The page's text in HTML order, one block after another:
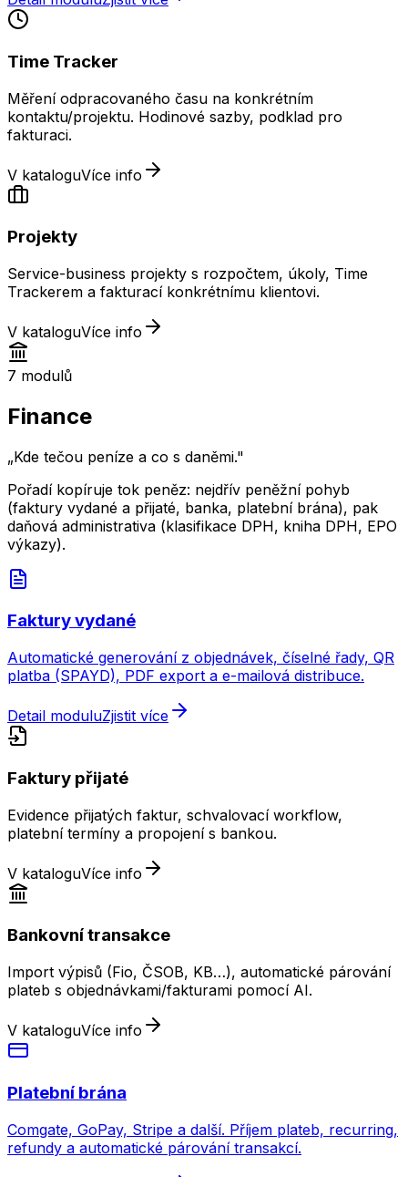
Time Tracker
Měření odpracovaného času na konkrétním
kontaktu/projektu. Hodinové sazby, podklad pro
fakturaci.
V kataloguVíce info
Projekty
Service-business projekty s rozpočtem, úkoly, Time
Trackerem a fakturací konkrétnímu klientovi.
V kataloguVíce info
7 modulů
Finance
„Kde tečou peníze a co s daněmi."
Pořadí kopíruje tok peněz: nejdřív peněžní pohyb
(faktury vydané a přijaté, banka, platební brána), pak
daňová administrativa (klasifikace DPH, kniha DPH, EPO
výkazy).
Faktury vydané
Automatické generování z objednávek, číselné řady, QR
platba (SPAYD), PDF export a e-mailová distribuce.
Detail moduluZjistit více
Faktury přijaté
Evidence přijatých faktur, schvalovací workflow,
platební termíny a propojení s bankou.
V kataloguVíce info
Bankovní transakce
Import výpisů (Fio, ČSOB, KB…), automatické párování
plateb s objednávkami/fakturami pomocí AI.
V kataloguVíce info
Platební brána
Comgate, GoPay, Stripe a další. Příjem plateb, recurring,
refundy a automatické párování transakcí.